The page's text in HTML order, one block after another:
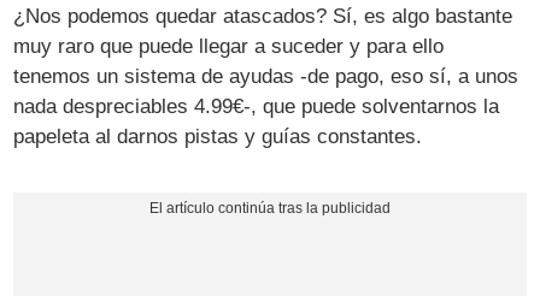
¿Nos podemos quedar atascados? Sí, es algo bastante
muy raro que puede llegar a suceder y para ello
tenemos un sistema de ayudas -de pago, eso sí, a unos
nada despreciables 4.99€-, que puede solventarnos la
papeleta al darnos pistas y guías constantes.